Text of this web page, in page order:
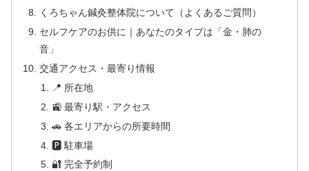
くろちゃん鍼灸整体院について（よくあるご質問）
セルフケアのお供に｜あなたのタイプは「金・肺の
音」
交通アクセス・最寄り情報
📍 所在地
🚉 最寄り駅・アクセス
🚗 各エリアからの所要時間
🅿 駐車場
🔐 完全予約制